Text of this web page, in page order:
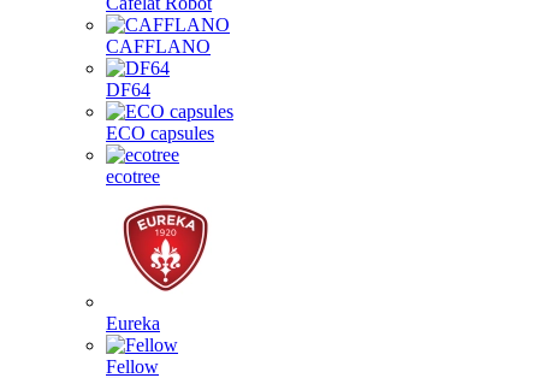
CAFFLANO
DF64
ECO capsules
ecotree
Eureka
Fellow